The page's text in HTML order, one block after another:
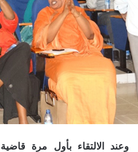
وعند الالتقاء بأول مرة